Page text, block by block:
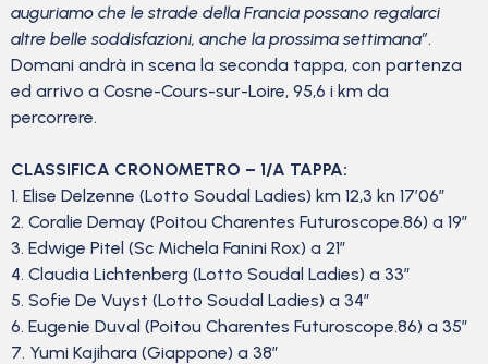
auguriamo che le strade della Francia possano regalarci
altre belle soddisfazioni, anche la prossima settimana”.
Domani andrà in scena la seconda tappa, con partenza
ed arrivo a Cosne-Cours-sur-Loire, 95,6 i km da
percorrere.
CLASSIFICA CRONOMETRO – 1/A TAPPA:
1. Elise Delzenne (Lotto Soudal Ladies) km 12,3 kn 17’06”
2. Coralie Demay (Poitou Charentes Futuroscope.86) a 19″
3. Edwige Pitel (Sc Michela Fanini Rox) a 21″
4. Claudia Lichtenberg (Lotto Soudal Ladies) a 33″
5. Sofie De Vuyst (Lotto Soudal Ladies) a 34″
6. Eugenie Duval (Poitou Charentes Futuroscope.86) a 35″
7. Yumi Kajihara (Giappone) a 38″